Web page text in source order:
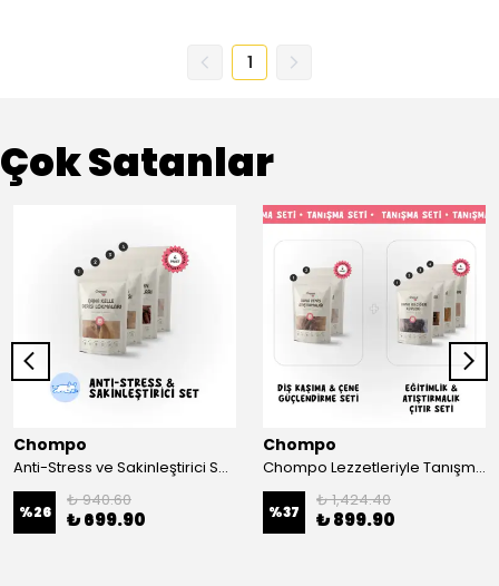
1
Çok Satanlar
Chompo
Anti-Stress ve Sakinleştirici Set 4'lü
%26
₺ 940.60
₺ 699.90
Chompo
Chompo Lezzetleriyle Tanışma Seti
%37
₺ 1,424.40
₺ 899.90